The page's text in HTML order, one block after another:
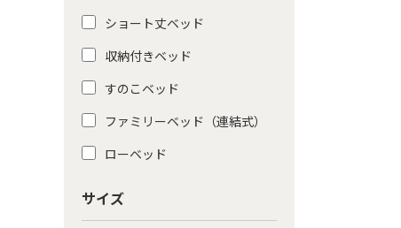
ショート丈ベッド
収納付きベッド
すのこベッド
ファミリーベッド（連結式）
ローベッド
サイズ